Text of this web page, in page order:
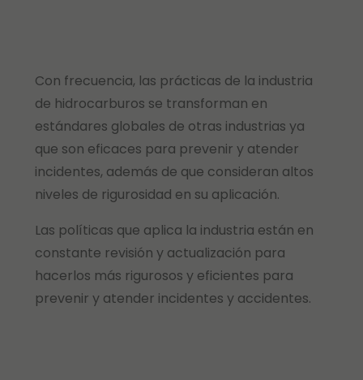
Con frecuencia, las prácticas de la industria
de hidrocarburos se transforman en
estándares globales de otras industrias ya
que son eficaces para prevenir y atender
incidentes, además de que consideran altos
niveles de rigurosidad en su aplicación.
Las políticas que aplica la industria están en
constante revisión y actualización para
hacerlos más rigurosos y eficientes para
prevenir y atender incidentes y accidentes.